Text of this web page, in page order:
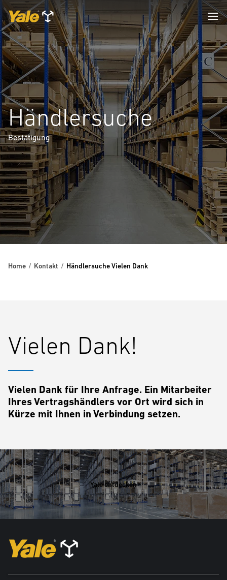
Händlersuche
Bestätigung
Home Kontakt Händlersuche Vielen Dank
Vielen Dank!
Vielen Dank für Ihre Anfrage. Ein Mitarbeiter
Ihres Vertragshändlers vor Ort wird sich in
Kürze mit Ihnen in Verbindung setzen.
Yale entdecken